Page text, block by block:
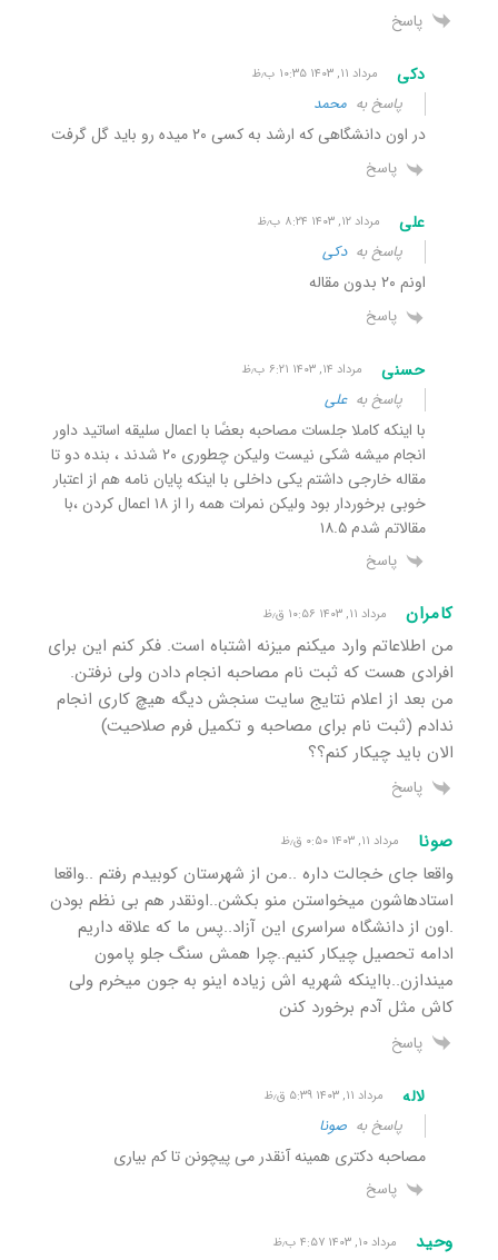
پاسخ
دکی مرداد ۱۱, ۱۴۰۳ ۱۰:۳۵ ب٫ظ
پاسخ به محمد
در اون دانشگاهی که ارشد به کسی ۲۰ میده رو باید گل گرفت
پاسخ
علی مرداد ۱۲, ۱۴۰۳ ۸:۲۴ ب٫ظ
پاسخ بهدکی
اونم ۲۰ بدون مقاله
پاسخ
حسنی مرداد ۱۴, ۱۴۰۳ ۶:۲۱ ب٫ظ
پاسخ بهعلی
با اینکه کاملا جلسات مصاحبه بعضًا با اعمال سلیقه اساتید داور
انجام میشه شکی نیست ولیکن چطوری ۲۰ شدند ، بنده دو تا
مقاله خارجی داشتم یکی داخلی با اینکه پایان نامه هم از اعتبار
خوبی برخوردار بود ولیکن نمرات همه را از ۱۸ اعمال کردن ،با
مقالاتم شدم ۱۸.۵
پاسخ
کامران مرداد ۱۱, ۱۴۰۳ ۱۰:۵۶ ق٫ظ
من اطلاعاتم وارد میکنم میزنه اشتباه است. فکر کنم این برای
افرادی هست که ثبت نام مصاحبه انجام دادن ولی نرفتن.
من بعد از اعلام نتایج سایت سنجش دیگه هیچ کاری انجام
ندادم (ثبت نام برای مصاحبه و تکمیل فرم صلاحیت)
الان باید چیکار کنم؟؟
پاسخ
صونا مرداد ۱۱, ۱۴۰۳ ۰:۵۰ ق٫ظ
واقعا جای خجالت داره ..من از شهرستان کوبیدم رفتم ..واقعا
استادهاشون میخواستن منو بکشن..اونقدر هم بی نظم بودن
.اون از دانشگاه سراسری این آزاد..پس ما که علاقه داریم
ادامه تحصیل چیکار کنیم..چرا همش سنگ جلو پامون
میندازن..بااینکه شهریه اش زیاده اینو به جون میخرم ولی
کاش مثل آدم برخورد کنن
پاسخ
لاله مرداد ۱۱, ۱۴۰۳ ۵:۳۹ ق٫ظ
پاسخ به صونا
مصاحبه دکتری همینه آنقدر می پیچونن تا کم بیاری
پاسخ
وحید مرداد ۱۰, ۱۴۰۳ ۴:۵۷ ب٫ظ